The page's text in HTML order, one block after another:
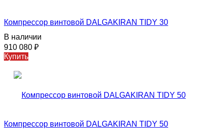
Компрессор винтовой DALGAKIRAN TIDY 30
В наличии
910 080 ₽
Купить
Компрессор винтовой DALGAKIRAN TIDY 50